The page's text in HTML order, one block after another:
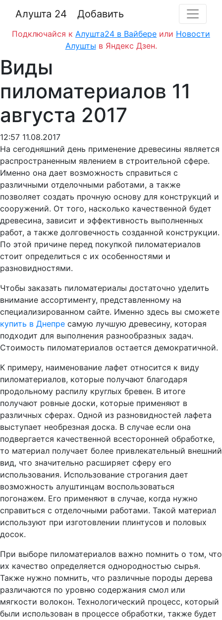
Алушта 24 Добавить
Подключайся к Алушта24 в Вайбере или Новости
Алушты в Яндекс Дзен.
Виды
пиломатериалов 11
августа 2017
12:57 11.08.2017
На сегодняшний день применение древесины является
распространенным явлением в строительной сфере.
Именно она дает возможность справиться с
различными отделочными работами, а также
позволяет создать прочную основу для конструкций и
сооружений. От того, насколько качественной будет
древесина, зависит и эффективность выполненных
работ, а также долговечность созданной конструкции.
По этой причине перед покупкой пиломатериалов
стоит определиться с их особенностями и
разновидностями.
Чтобы заказать пиломатериалы достаточно уделить
внимание ассортименту, представленному на
специализированном сайте. Именно здесь вы сможете
купить в Днепре самую лучшую древесину, которая
подходит для выполнения разнообразных задач.
Стоимость пиломатериалов остается демократичной.
К примеру, наименование лафет относится к виду
пиломатериалов, которые получают благодаря
продольному распилу круглых бревен. В итоге
получают ровные доски, которые применяют в
различных сферах. Одной из разновидностей лафета
выступает необрезная доска. В случае если она
подвергается качественной всесторонней обработке,
то материал получает более привлекательный внешний
вид, что значительно расширяет сферу его
использования. Использование строгания дает
возможность алуштинцам воспользоваться
погонажем. Его применяют в случае, когда нужно
справиться с отделочными работами. Такой материал
используют при изготовлении плинтусов и половых
досок.
При выборе пиломатериалов важно помнить о том, что
их качество определяется однородностью сырья.
Также нужно помнить, что различные породы дерева
различаются по уровню содержания смол или
мягкости волокон. Технологический процесс, который
были использован в процессе обработки, также будет